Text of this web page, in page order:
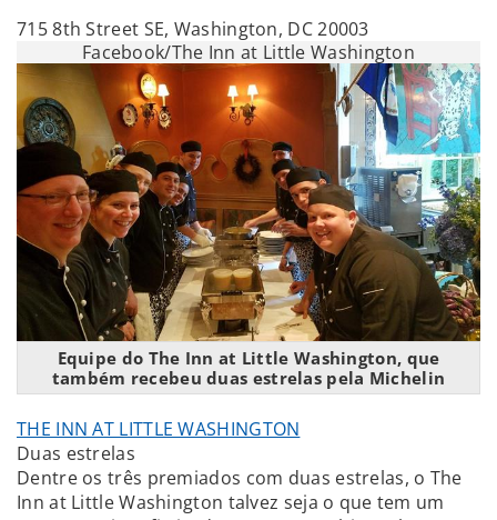
715 8th Street SE, Washington, DC 20003
Facebook/The Inn at Little Washington
Equipe do The Inn at Little Washington, que
também recebeu duas estrelas pela Michelin
THE INN AT LITTLE WASHINGTON
Duas estrelas
Dentre os três premiados com duas estrelas, o The
Inn at Little Washington talvez seja o que tem um